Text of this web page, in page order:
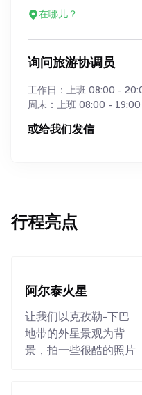
在哪儿？
询问旅游协调员
工作日：上班 08:00 -
周末：上班 08:00 - 19:00
或给我们发信
行程亮点
阿尔泰火星
让我们以克孜勒-下巴
地带的外星景观为背
景，拍一些很酷的照片